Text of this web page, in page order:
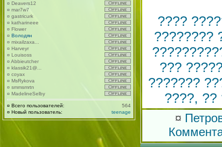
¤ Deavers12
¤ mar7w7
¤ gastricurk
¤ katharineee
¤ Flower
¤ Володян
¤ mixailzaxa...
¤ Harveyr
¤ Louisoss
¤ Abbieutcher
¤ klassik21@...
¤ coyax
¤ MsRykova
¤ smmsmrtn
¤ MadelineSelby
¤ Всего пользователей:
564
¤ Новый пользователь: teenage
????
????????
???
???????
????, ??
¤